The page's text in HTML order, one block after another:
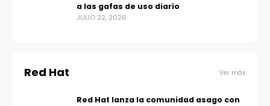
a las gafas de uso diario
JULIO 22, 2026
Red Hat Ver más
Red Hat lanza la comunidad asago con